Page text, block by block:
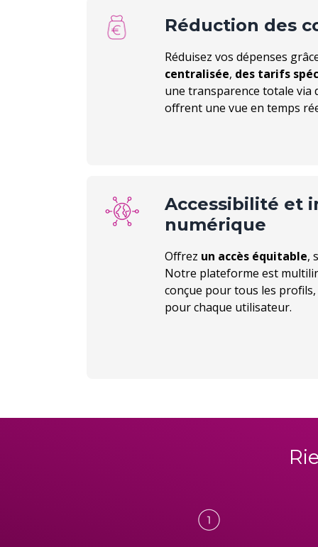
Réduction des
Réduisez vos dépenses
centralisée, des tarifs
une transparence totale via
offrent une vue en temps
Accessibilité et
numérique
Offrez un accès équitable,
Notre plateforme est
conçue pour tous les
pour chaque utilisateur.